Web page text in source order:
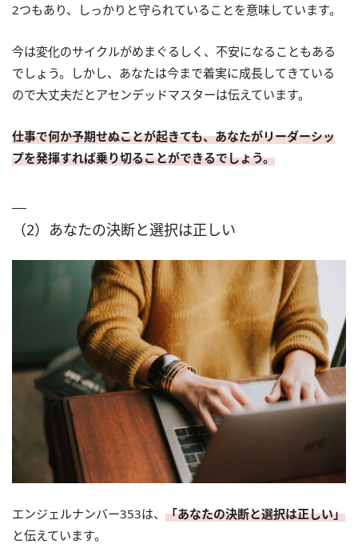
2つもあり、しっかりと守られていることを意味しています。
今は変化のサイクルがめまぐるしく、不安になることもある
でしょう。しかし、あなたは今まで着実に成長してきている
ので大丈夫だとアセンデッドマスターは伝えています。
仕事で何か予期せぬことが起きても、あなたがリーダーシッ
プを発揮すれば乗り切ることができるでしょう。
（2）あなたの決断と選択は正しい
エンジェルナンバー353は、 「あなたの決断と選択は正しい」
と伝えています。